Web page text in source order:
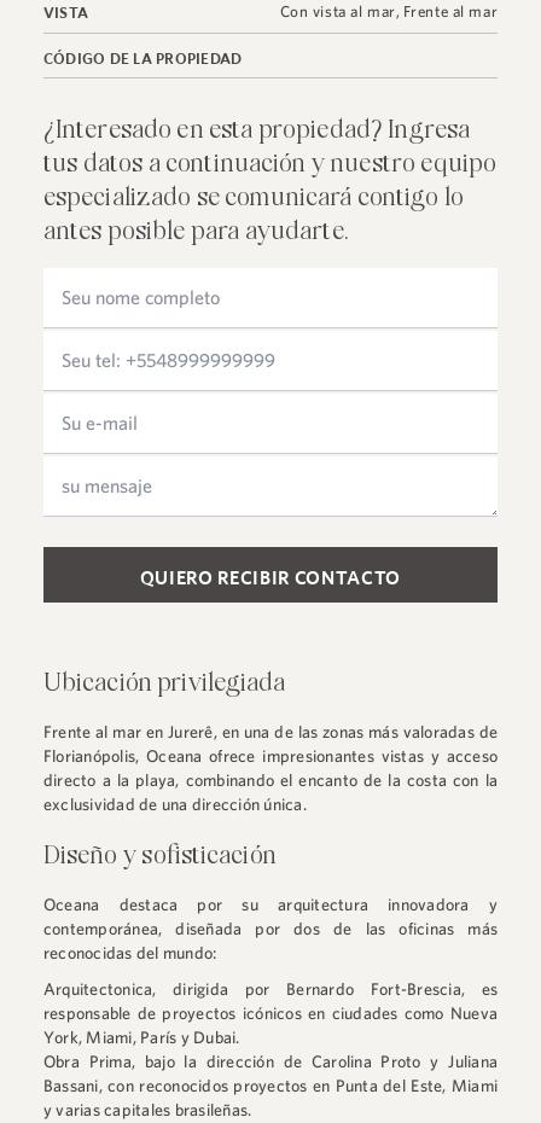
VISTA Con vista al mar, Frente al mar
CÓDIGO DE LA PROPIEDAD
¿Interesado en esta propiedad? Ingresa
tus datos a continuación y nuestro equipo
especializado se comunicará contigo lo
antes posible para ayudarte.
Please leave this field empty.
Ubicación privilegiada
Frente al mar en Jurerê, en una de las zonas más valoradas de
Florianópolis, Oceana ofrece impresionantes vistas y acceso
directo a la playa, combinando el encanto de la costa con la
exclusividad de una dirección única.
Diseño y sofisticación
Oceana destaca por su arquitectura innovadora y
contemporánea, diseñada por dos de las oficinas más
reconocidas del mundo:
Arquitectonica, dirigida por Bernardo Fort-Brescia, es
responsable de proyectos icónicos en ciudades como Nueva
York, Miami, París y Dubai.
Obra Prima, bajo la dirección de Carolina Proto y Juliana
Bassani, con reconocidos proyectos en Punta del Este, Miami
y varias capitales brasileñas.